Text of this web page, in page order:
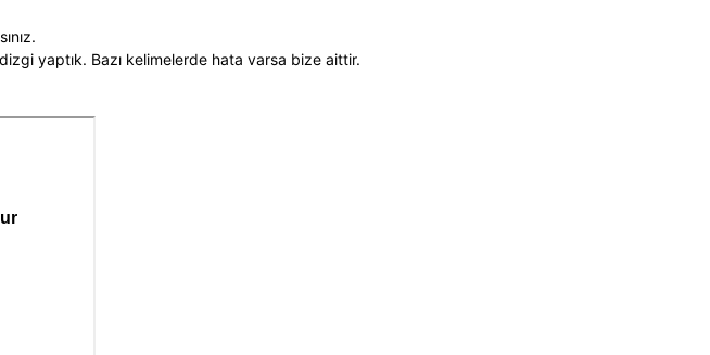
yaptık. Bazı kelimelerde hata varsa bize aittir.